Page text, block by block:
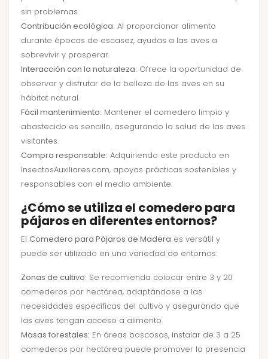
sin problemas.
Contribución ecológica: Al proporcionar alimento
durante épocas de escasez, ayudas a las aves a
sobrevivir y prosperar.
Interacción con la naturaleza: Ofrece la oportunidad de
observar y disfrutar de la belleza de las aves en su
hábitat natural.
Fácil mantenimiento: Mantener el comedero limpio y
abastecido es sencillo, asegurando la salud de las aves
visitantes.
Compra responsable: Adquiriendo este producto en
InsectosAuxiliares.com, apoyas prácticas sostenibles y
responsables con el medio ambiente.
¿Cómo se utiliza el comedero para
pájaros en diferentes entornos?
El Comedero para Pájaros de Madera es versátil y
puede ser utilizado en una variedad de entornos:
Zonas de cultivo: Se recomienda colocar entre 3 y 20
comederos por hectárea, adaptándose a las
necesidades específicas del cultivo y asegurando que
las aves tengan acceso a alimento.
Masas forestales: En áreas boscosas, instalar de 3 a 25
comederos por hectárea puede promover la presencia